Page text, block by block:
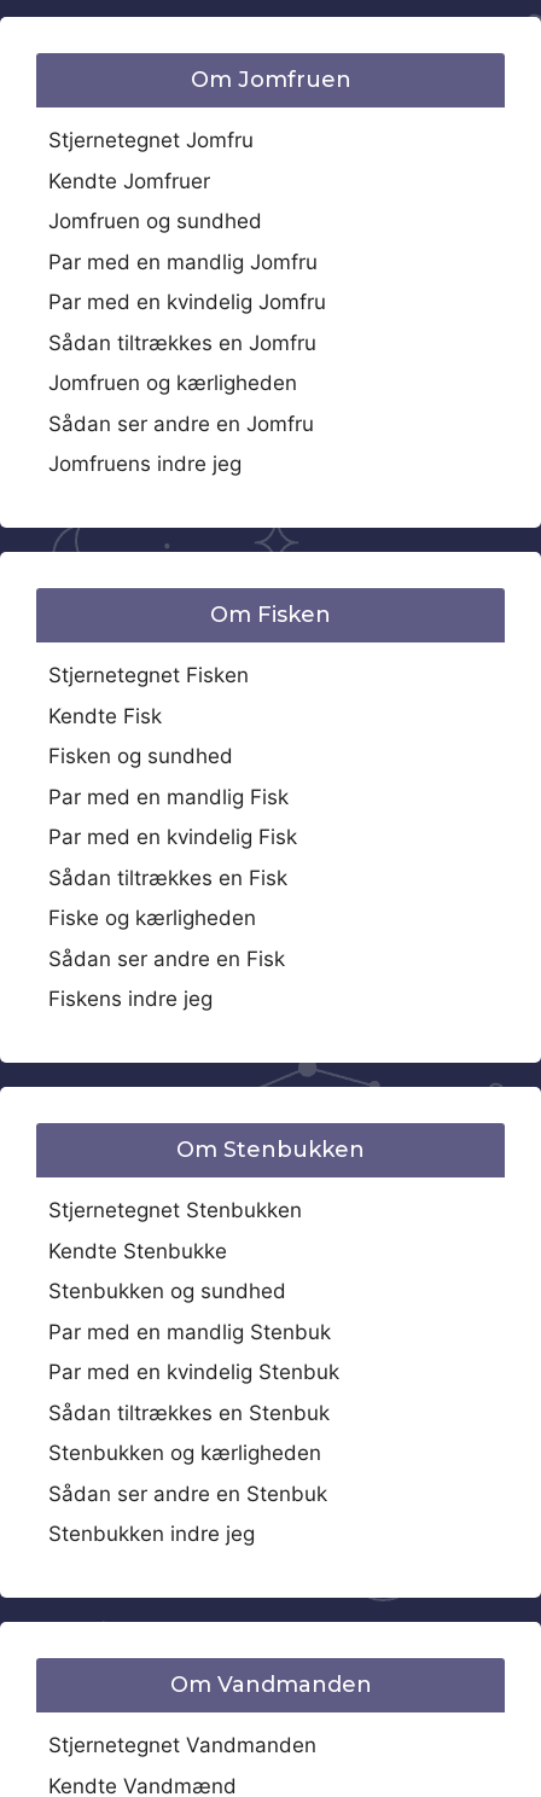
Om Jomfruen
Stjernetegnet Jomfru
Kendte Jomfruer
Jomfruen og sundhed
Par med en mandlig Jomfru
Par med en kvindelig Jomfru
Sådan tiltrækkes en Jomfru
Jomfruen og kærligheden
Sådan ser andre en Jomfru
Jomfruens indre jeg
Om Fisken
Stjernetegnet Fisken
Kendte Fisk
Fisken og sundhed
Par med en mandlig Fisk
Par med en kvindelig Fisk
Sådan tiltrækkes en Fisk
Fiske og kærligheden
Sådan ser andre en Fisk
Fiskens indre jeg
Om Stenbukken
Stjernetegnet Stenbukken
Kendte Stenbukke
Stenbukken og sundhed
Par med en mandlig Stenbuk
Par med en kvindelig Stenbuk
Sådan tiltrækkes en Stenbuk
Stenbukken og kærligheden
Sådan ser andre en Stenbuk
Stenbukken indre jeg
Om Vandmanden
Stjernetegnet Vandmanden
Kendte Vandmænd